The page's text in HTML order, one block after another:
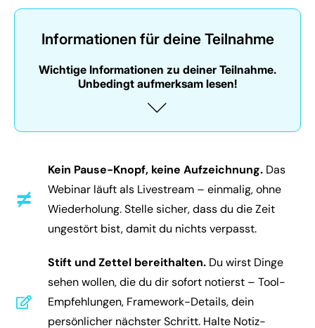
Informationen für deine Teilnahme
Wichtige Informationen zu deiner Teilnahme.
Unbedingt aufmerksam lesen!
Kein Pause-Knopf, keine Aufzeichnung.Das
Webinar läuft als Livestream – einmalig, ohne
Wiederholung. Stelle sicher, dass du die Zeit
ungestört bist, damit du nichts verpasst.
Stift und Zettel bereithalten. Du wirst Dinge
sehen wollen, die du dir sofort notierst – Tool-
Empfehlungen, Framework-Details, dein
persönlicher nächster Schritt. Halte Notiz-